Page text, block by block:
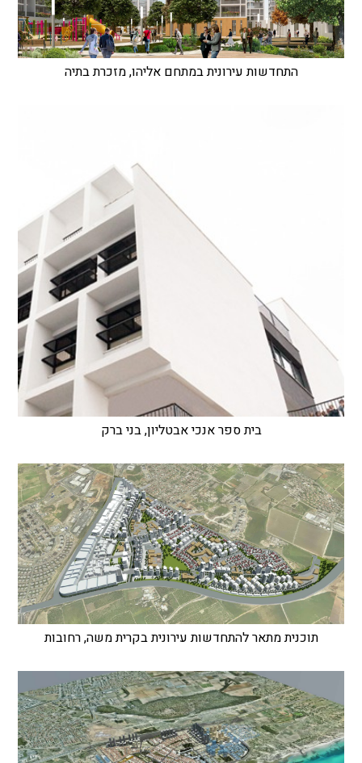
התחדשות עירונית במתחם אליהו, מזכרת בתיה
בית ספר אנכי אבטליון, בני ברק
תוכנית מתאר להתחדשות עירונית בקרית משה, רחובות